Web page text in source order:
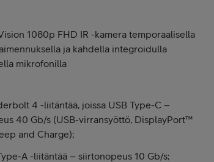
1080p FHD IR -kamera temporaalisella
ja kahdella integroidulla
mikrofonilla
4 -liitäntää, joissa USB Type-C –
40 Gb/s (USB-virransyöttö, DisplayPort™
and Charge);
A -liitäntää – siirtonopeus 10 Gb/s;